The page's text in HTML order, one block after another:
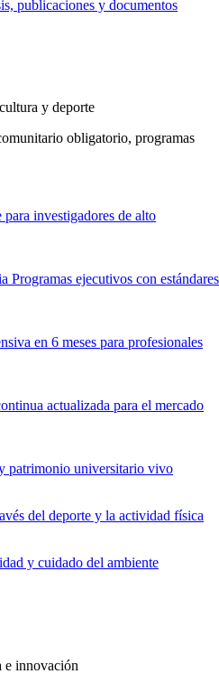
publicaciones y documentos
y deporte
obligatorio, programas
investigadores de alto
Programas ejecutivos con estándares
en 6 meses para profesionales
actualizada para el mercado
patrimonio universitario vivo
del deporte y la actividad física
y cuidado del ambiente
e innovación